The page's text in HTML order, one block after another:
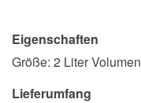
Eigenschaften
Größe: 2 Liter Volumen
Lieferumfang